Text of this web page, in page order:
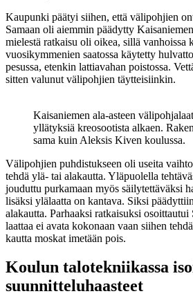
Kaupunki päätyi siihen, että välipohjien
Samaan oli aiemmin päädytty
mielestä ratkaisu oli oikea, sillä vanhoissa
vuosikymmenien saatossa käytetty
pesussa, etenkin lattiavahan poistossa.
sitten valunut välipohjien täytteisiinkin.
Kaisaniemen ala-asteen
yllätyksiä kreosootista alkaen.
sama kuin Aleksis Kiven koulussa.
Välipohjien puhdistukseen oli useita
tehdä ylä- tai alakautta. Yläpuolella
jouduttu purkamaan myös säilytettäväksi
lisäksi ylälaatta on kantava. Siksi
alakautta. Parhaaksi ratkaisuksi osoittautui
laattaa ei avata kokonaan vaan siihen
kautta moskat imetään pois.
Koulun talotekniikassa
suunnitteluhaasteet